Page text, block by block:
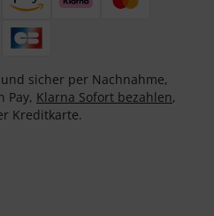
sicher per Nachnahme,
Pay, Klarna Sofort bezahlen,
Kreditkarte.